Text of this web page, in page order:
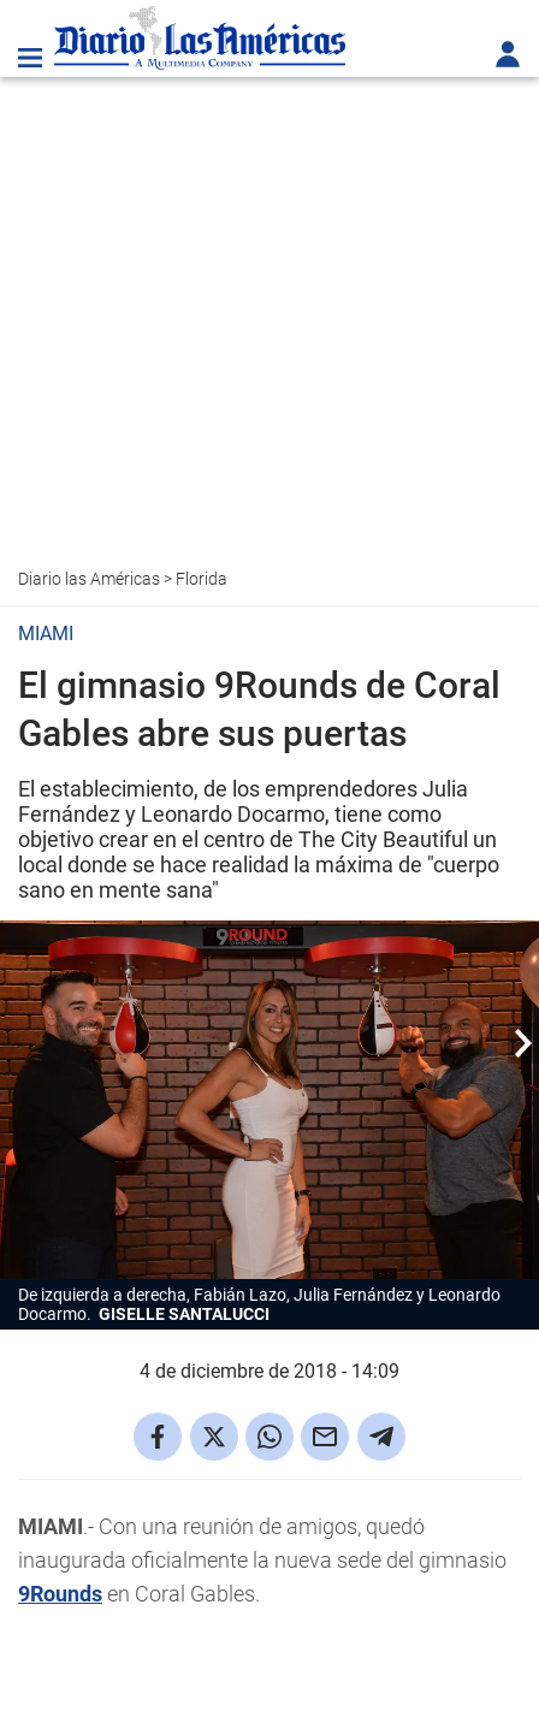
Diario las Américas> Florida
MIAMI
El gimnasio 9Rounds de Coral
Gables abre sus puertas
El establecimiento, de los emprendedores Julia
Fernández y Leonardo Docarmo, tiene como
objetivo crear en el centro de The City Beautiful un
local donde se hace realidad la máxima de "cuerpo
sano en mente sana"
De izquierda a derecha, Fabián Lazo, Julia Fernández y Leonardo
Docarmo. GISELLE SANTALUCCI
4 de diciembre de 2018 - 14:09
MIAMI.- Con una reunión de amigos, quedó
inaugurada oficialmente la nueva sede del gimnasio
9Roundsen Coral Gables.